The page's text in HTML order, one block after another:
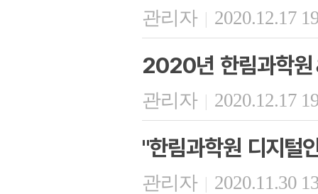
관리자 | 2020.12.17
2020년 한림과학원
관리자 | 2020.12.17
"한림과학원 디지털
관리자 | 2020.11.30